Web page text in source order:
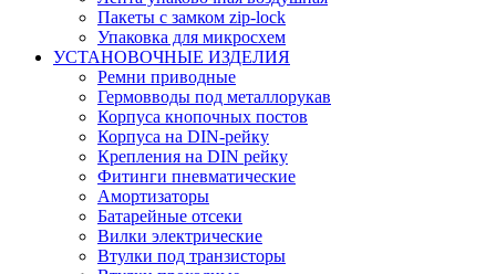
Пакеты с замком zip-lock
Упаковка для микросхем
УСТАНОВОЧНЫЕ ИЗДЕЛИЯ
Ремни приводные
Гермовводы под металлорукав
Корпуса кнопочных постов
Корпуса на DIN-рейку
Крепления на DIN рейку
Фитинги пневматические
Амортизаторы
Батарейные отсеки
Вилки электрические
Втулки под транзисторы